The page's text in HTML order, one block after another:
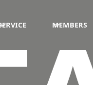
MEMBERS